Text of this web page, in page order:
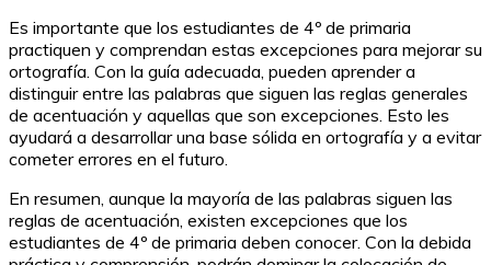
Es importante que los estudiantes de 4º de primaria
practiquen y comprendan estas excepciones para mejorar su
ortografía. Con la guía adecuada, pueden aprender a
distinguir entre las palabras que siguen las reglas generales
de acentuación y aquellas que son excepciones. Esto les
ayudará a desarrollar una base sólida en ortografía y a evitar
cometer errores en el futuro.
En resumen, aunque la mayoría de las palabras siguen las
reglas de acentuación, existen excepciones que los
estudiantes de 4º de primaria deben conocer. Con la debida